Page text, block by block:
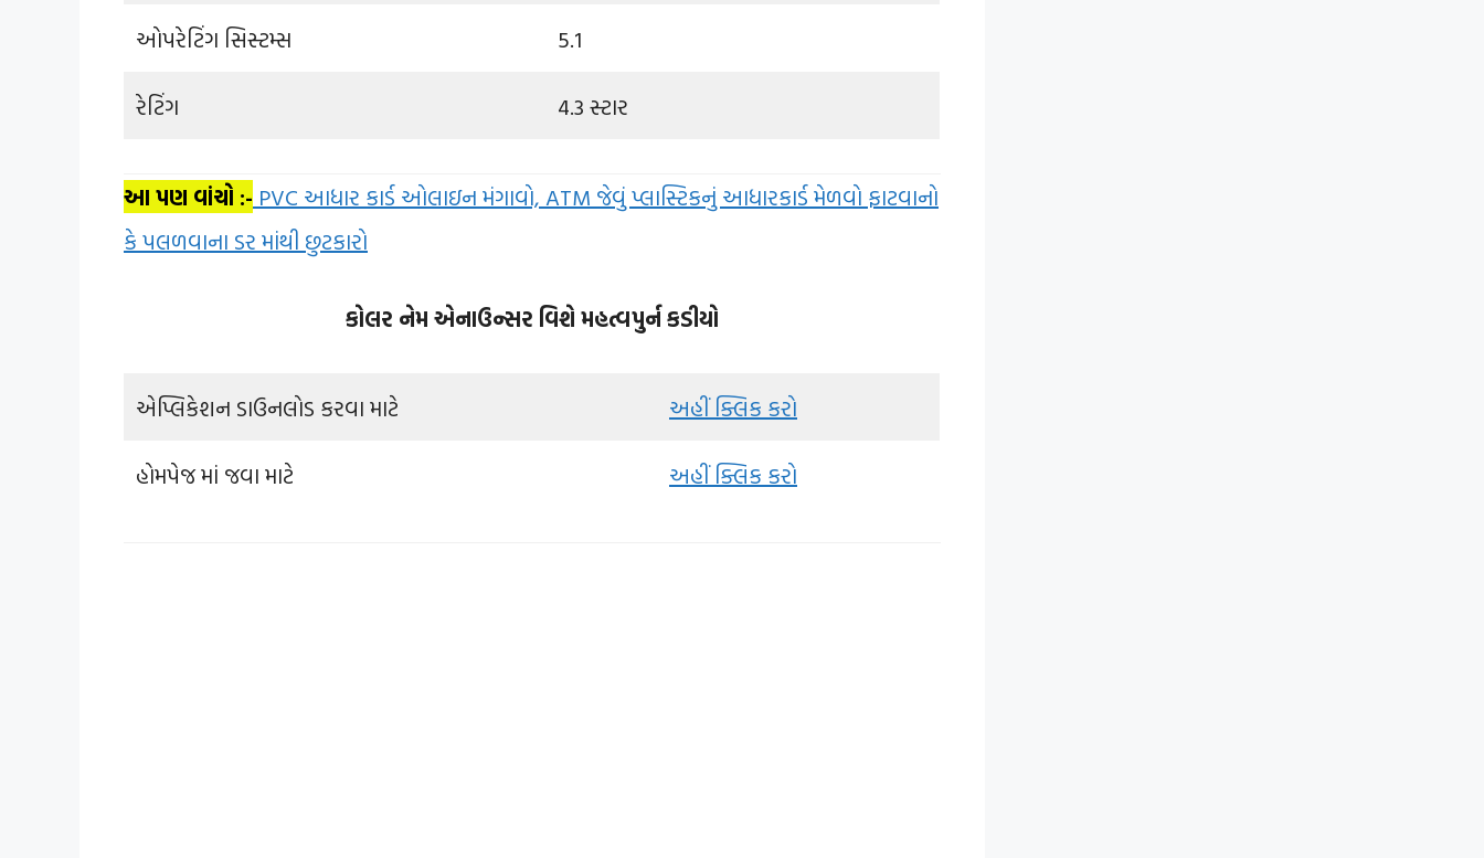
ઓપરેટિંગ સિસ્ટમ્સ 5.1
રેટિંગ 4.3 સ્ટાર
આ પણ વાંચો :- PVC આધાર કાર્ડ ઓલાઇન મંગાવો, ATM જેવું પ્લાસ્ટિકનું આધારકાર્ડ મેળવો ફાટવાનો
કે પલળવાના ડર માંથી છુટકારો
કોલર નેમ એનાઉન્સર વિશે મહત્વપુર્ન કડીયો
એપ્લિકેશન ડાઉનલોડ કરવા માટે અહીં ક્લિક કરો
હોમપેજ માં જવા માટે અહીં ક્લિક કરો